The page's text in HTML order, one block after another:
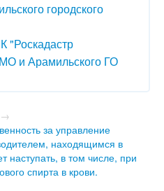
городского
"Роскадастр
и Арамильского ГО
→
за управление
находящимся в
наступать, в том числе, при
спирта в крови.